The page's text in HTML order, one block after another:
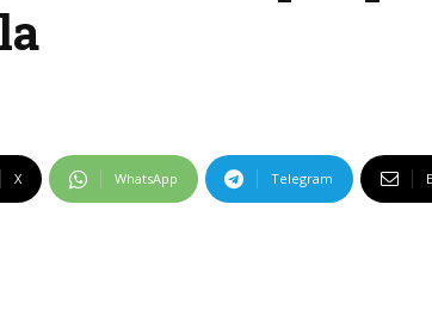
X WhatsApp Telegram